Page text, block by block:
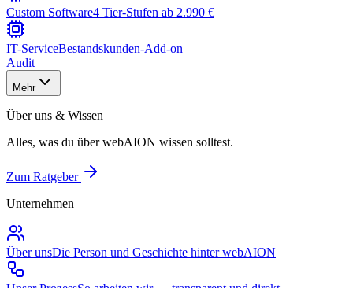
Custom Software4 Tier-Stufen ab 2.990 €
IT-ServiceBestandskunden-Add-on
Audit
Mehr
Über uns & Wissen
Alles, was du über webAION wissen solltest.
Zum Ratgeber
Unternehmen
Über unsDie Person und Geschichte hinter webAION